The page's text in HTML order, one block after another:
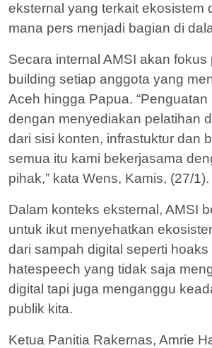
eksternal yang terkait ekosistem
mana pers menjadi bagian di
Secara internal AMSI akan
building setiap anggota yang
Aceh hingga Papua. “Penguatan
dengan menyediakan pelatihan
dari sisi konten, infrastuktur dan
semua itu kami bekerjasama
pihak,” kata Wens, Kamis, (27/1).
Dalam konteks eksternal, AMSI
untuk ikut menyehatkan
dari sampah digital seperti hoaks
hatespeech yang tidak saja
digital tapi juga menganggu
publik kita.
Ketua Panitia Rakernas, Amrie